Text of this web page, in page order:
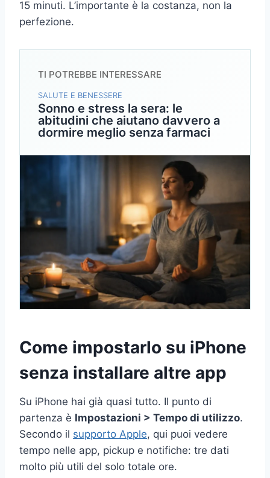
15 minuti. L’importante è la costanza, non la
perfezione.
TI POTREBBE INTERESSARE
SALUTE E BENESSERE
Sonno e stress la sera: le
abitudini che aiutano davvero a
dormire meglio senza farmaci
Come impostarlo su iPhone
senza installare altre app
Su iPhone hai già quasi tutto. Il punto di
partenza è Impostazioni > Tempo di utilizzo.
Secondo il supporto Apple, qui puoi vedere
tempo nelle app, pickup e notifiche: tre dati
molto più utili del solo totale ore.